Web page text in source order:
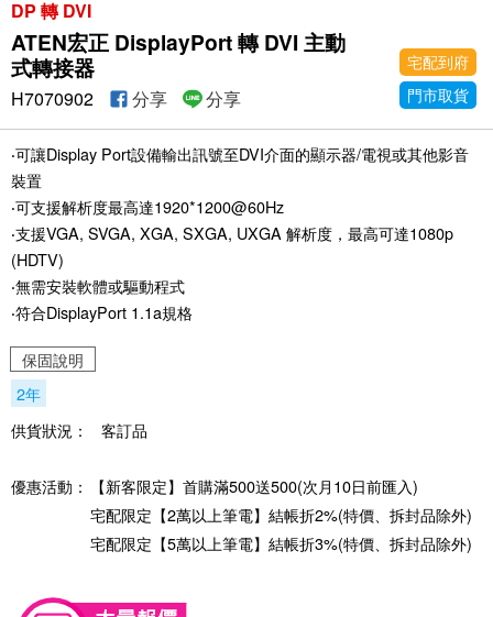
DP 轉 DVI
ATEN宏正 DisplayPort 轉 DVI 主動
式轉接器
宅配到府
門市取貨
H7070902 分享 分享
‧可讓Display Port設備輸出訊號至DVI介面的顯示器/電視或其他影音
裝置
‧可支援解析度最高達1920*1200@60Hz
‧支援VGA, SVGA, XGA, SXGA, UXGA 解析度，最高可達1080p
(HDTV)
‧無需安裝軟體或驅動程式
‧符合DisplayPort 1.1a規格
保固說明
2年
供貨狀況：
客訂品
優惠活動：
【新客限定】首購滿500送500(次月10日前匯入)
宅配限定【2萬以上筆電】結帳折2%(特價、拆封品除外)
宅配限定【5萬以上筆電】結帳折3%(特價、拆封品除外)